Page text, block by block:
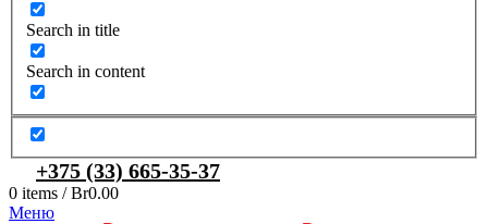
Search in title
Search in content
+375 (33) 665-35-37
0 items / Br0.00
Меню